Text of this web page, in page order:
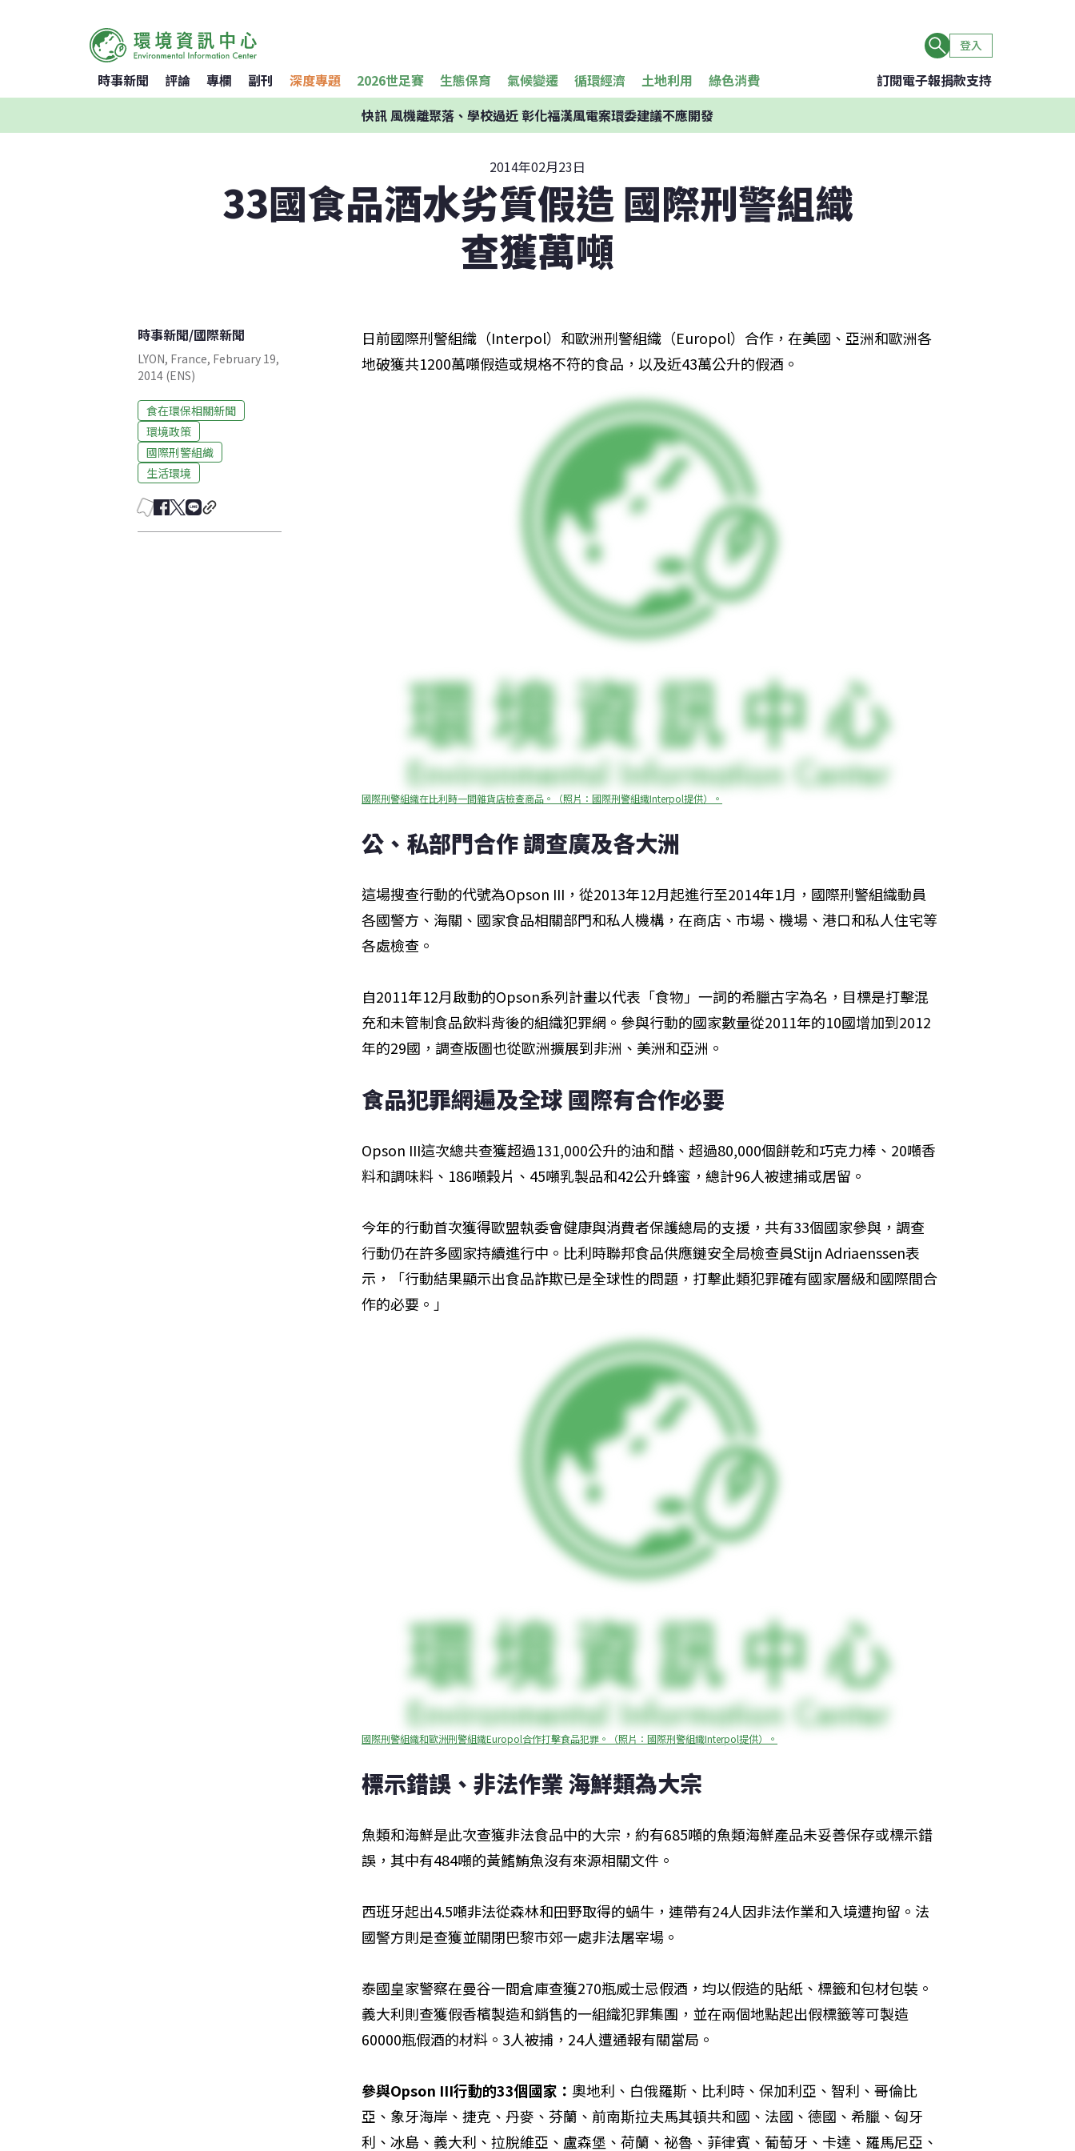
登入
時事新聞 評論 專欄 副刊 深度專題 2026世足賽 生態保育 氣候變遷 循環經濟 土地利用 綠色消費 訂閱電子報捐款支持
快訊風機離聚落、學校過近 彰化福漢風電案環委建議不應開發
2014年02月23日
33國食品酒水劣質假造 國際刑警組織
查獲萬噸
時事新聞/國際新聞
LYON, France, February 19,
2014 (ENS)
食在環保相關新聞
環境政策
國際刑警組織
生活環境
日前國際刑警組織（Interpol）和歐洲刑警組織（Europol）合作，在美國、亞洲和歐洲各
地破獲共1200萬噸假造或規格不符的食品，以及近43萬公升的假酒。
國際刑警組織在比利時一間雜貨店檢查商品。（照片：國際刑警組織Interpol提供）。
公、私部門合作 調查廣及各大洲
這場搜查行動的代號為Opson III，從2013年12月起進行至2014年1月，國際刑警組織動員
各國警方、海關、國家食品相關部門和私人機構，在商店、市場、機場、港口和私人住宅等
各處檢查。
自2011年12月啟動的Opson系列計畫以代表「食物」一詞的希臘古字為名，目標是打擊混
充和未管制食品飲料背後的組織犯罪網。參與行動的國家數量從2011年的10國增加到2012
年的29國，調查版圖也從歐洲擴展到非洲、美洲和亞洲。
食品犯罪網遍及全球 國際有合作必要
Opson III這次總共查獲超過131,000公升的油和醋、超過80,000個餅乾和巧克力棒、20噸香
料和調味料、186噸榖片、45噸乳製品和42公升蜂蜜，總計96人被逮捕或居留。
今年的行動首次獲得歐盟執委會健康與消費者保護總局的支援，共有33個國家參與，調查
行動仍在許多國家持續進行中。比利時聯邦食品供應鏈安全局檢查員Stijn Adriaenssen表
示，「行動結果顯示出食品詐欺已是全球性的問題，打擊此類犯罪確有國家層級和國際間合
作的必要。」
國際刑警組織和歐洲刑警組織Europol合作打擊食品犯罪。（照片：國際刑警組織Interpol提供）。
標示錯誤、非法作業 海鮮類為大宗
魚類和海鮮是此次查獲非法食品中的大宗，約有685噸的魚類海鮮產品未妥善保存或標示錯
誤，其中有484噸的黃鰭鮪魚沒有來源相關文件。
西班牙起出4.5噸非法從森林和田野取得的蝸牛，連帶有24人因非法作業和入境遭拘留。法
國警方則是查獲並關閉巴黎市郊一處非法屠宰場。
泰國皇家警察在曼谷一間倉庫查獲270瓶威士忌假酒，均以假造的貼紙、標籤和包材包裝。
義大利則查獲假香檳製造和銷售的一組織犯罪集團，並在兩個地點起出假標籤等可製造
60000瓶假酒的材料。3人被捕，24人遭通報有關當局。
參與Opson III行動的33個國家： 奧地利、白俄羅斯、比利時、保加利亞、智利、哥倫比
亞、象牙海岸、捷克、丹麥、芬蘭、前南斯拉夫馬其頓共和國、法國、德國、希臘、匈牙
利、冰島、義大利、拉脫維亞、盧森堡、荷蘭、祕魯、菲律賓、葡萄牙、卡達、羅馬尼亞、